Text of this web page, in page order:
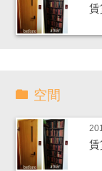
賃
空間
賃